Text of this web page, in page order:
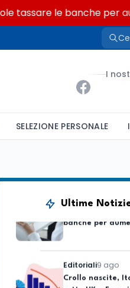
le banche per
I
SELEZIONE PERSONALE
Ultime
Mondo9 ago
limonata e il dato
sul tempo online
Insegnare
Lavoro9 ago
Salvini vuole
le pensioni: cosa
Editoriali9 ago
Crollo nascite,
sotto UK e